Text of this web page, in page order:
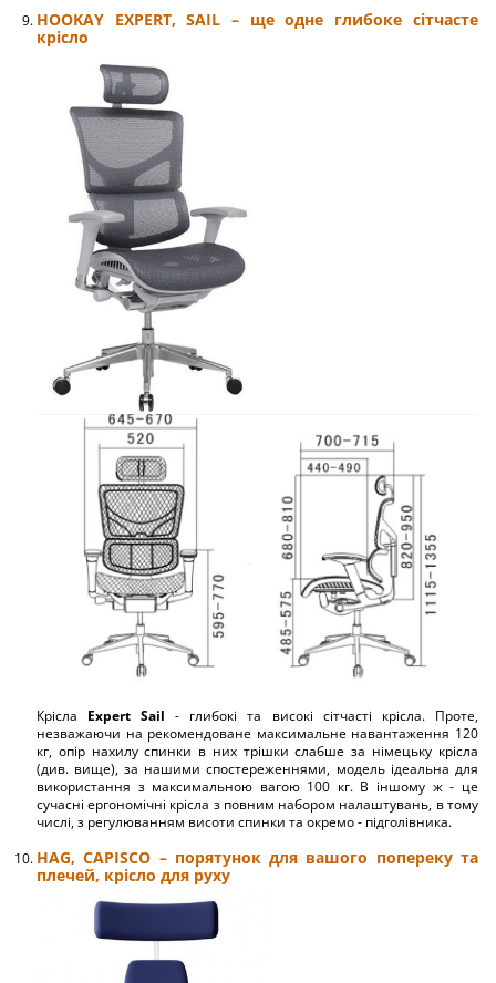
HOOKAY EXPERT, SAIL – ще одне глибоке сітчасте
крісло
Крісла Expert Sail - глибокі та високі сітчасті крісла. Проте,
незважаючи на рекомендоване максимальне навантаження 120
кг, опір нахилу спинки в них трішки слабше за німецьку крісла
(див. вище), за нашими спостереженнями, модель ідеальна для
використання з максимальною вагою 100 кг. В іншому ж - це
сучасні ергономічні крісла з повним набором налаштувань, в тому
числі, з регулюванням висоти спинки та окремо - підголівника.
HAG, CAPISCO – порятунок для вашого попереку та
плечей, крісло для руху